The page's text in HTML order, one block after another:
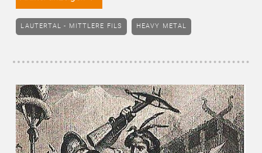
LAUTERTAL - MITTLERE FILS HEAVY METAL